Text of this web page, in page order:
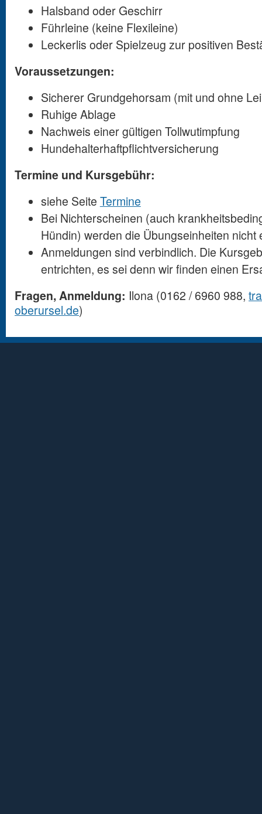
Halsband oder Geschirr
Führleine (keine Flexileine)
Leckerlis oder Spielzeug zur positiven
Voraussetzungen:
Sicherer Grundgehorsam (mit und ohne
Ruhige Ablage
Nachweis einer gültigen Tollwutimpfung
Hundehalterhaftpflichtversicherung
Termine und Kursgebühr:
siehe Seite Termine
Bei Nichterscheinen (auch
Hündin) werden die Übungseinheiten nicht
Anmeldungen sind verbindlich. Die
entrichten, es sei denn wir finden einen
Fragen, Anmeldung: Ilona (0162 / 6960 988,
oberursel.de)